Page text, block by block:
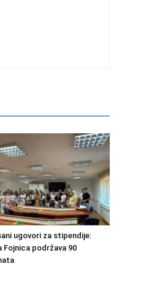
ugovori za stipendije:
Fojnica podržava 90